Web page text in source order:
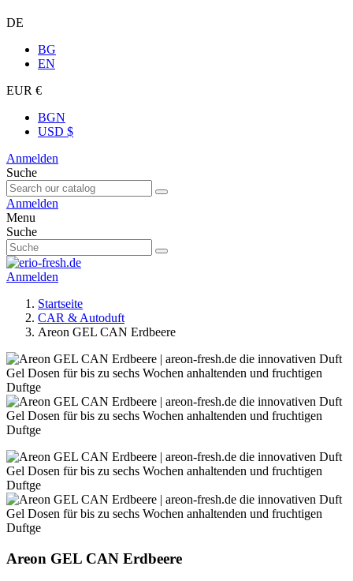
DE
BG
EN
EUR €
BGN
USD $
Anmelden
Suche
Anmelden
Menu
Suche
Anmelden
Startseite
CAR & Autoduft
Areon GEL CAN Erdbeere
Areon GEL CAN Erdbeere